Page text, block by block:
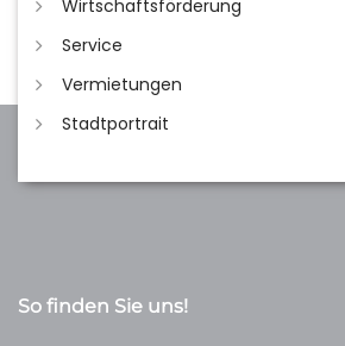
Wirtschaftsförderung
Service
Vermietungen
Stadtportrait
So finden Sie uns!